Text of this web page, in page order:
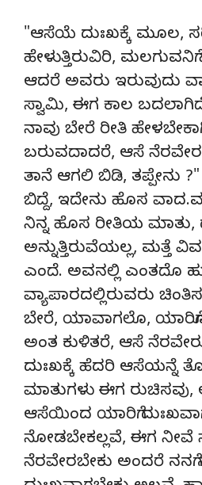
"ಆಸೆಯೆ ದುಃಖಕ್ಕೆ ಮೂಲ,
ಹೇಳುತ್ತಿರುವಿರಿ, ಮಲಗುವನಿಗೆ
ಆದರೆ ಅವರು ಇರುವುದು
ಸ್ವಾಮಿ, ಈಗ ಕಾಲ
ನಾವು ಬೇರೆ ರೀತಿ
ಬರುವದಾದರೆ, ಆಸೆ
ತಾನೆ ಆಗಲಿ ಬಿಡಿ, ತಪ್ಪೇನು
ಬಿದ್ದೆ, ಇದೇನು ಹೊಸ
ನಿನ್ನ ಹೊಸ ರೀತಿಯ
ಅನ್ನುತ್ತಿರುವೆಯಲ್ಲ, ಮತ್ತೆ
ಎಂದೆ. ಅವನಲ್ಲಿ ಎಂತದೊ
ವ್ಯಾಪಾರದಲ್ಲಿರುವರು
ಬೇರೆ, ಯಾವಾಗಲೊ, ಯಾರಿಗೊ
ಅಂತ ಕುಳಿತರೆ, ಆಸೆ
ದುಃಖಕ್ಕೆ ಹೆದರಿ ಆಸೆಯನ್ನೆ
ಮಾತುಗಳು ಈಗ ರುಚಿಸವು,
ಆಸೆಯಿಂದ ಯಾರಿಗೆ
ನೋಡಬೇಕಲ್ಲವೆ, ಈಗ
ನೆರವೇರಬೇಕು ಅಂದರೆ ನನಗೆ